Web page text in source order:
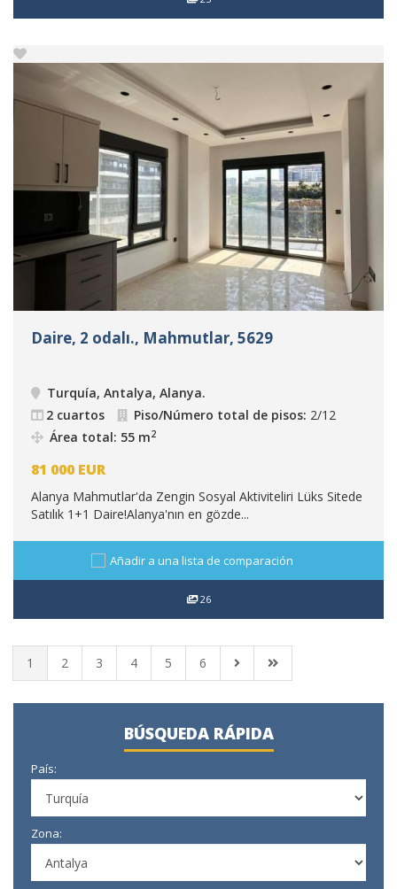
Daire, 2 odalı., Mahmutlar, 5629
Turquía, Antalya, Alanya.
2 cuartos
Piso/Número total de pisos: 2/12
Área total: 55 m2
81 000 EUR
Alanya Mahmutlar'da Zengin Sosyal Aktiviteliri Lüks Sitede
Satılık 1+1 Daire!Alanya'nın en gözde...
Añadir a una lista de comparación
26
1 2 3 4 5 6
BÚSQUEDA RÁPIDA
País:
Zona: